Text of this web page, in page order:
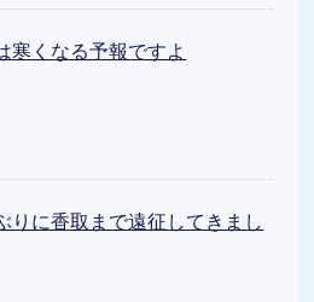
寒くなる予報ですよ
りに香取まで遠征してきまし